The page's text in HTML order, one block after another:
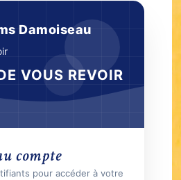
Damoiseau
VOUS REVOIR
compte
pour accéder à votre